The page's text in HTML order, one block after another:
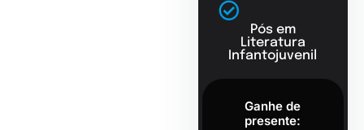
Pós em
Literatura
Infantojuvenil
Ganhe de
presente: